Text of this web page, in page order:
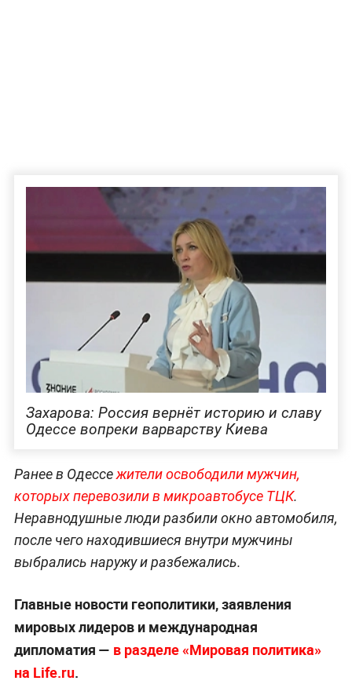
Захарова: Россия вернёт историю и славу
Одессе вопреки варварству Киева
Ранее в Одессежители освободили мужчин,
которых перевозили в микроавтобусе ТЦК.
Неравнодушные люди разбили окно автомобиля,
после чего находившиеся внутри мужчины
выбрались наружу и разбежались.
Главные новости геополитики, заявления
мировых лидеров и международная
дипломатия — в разделе «Мировая политика»
на Life.ru.